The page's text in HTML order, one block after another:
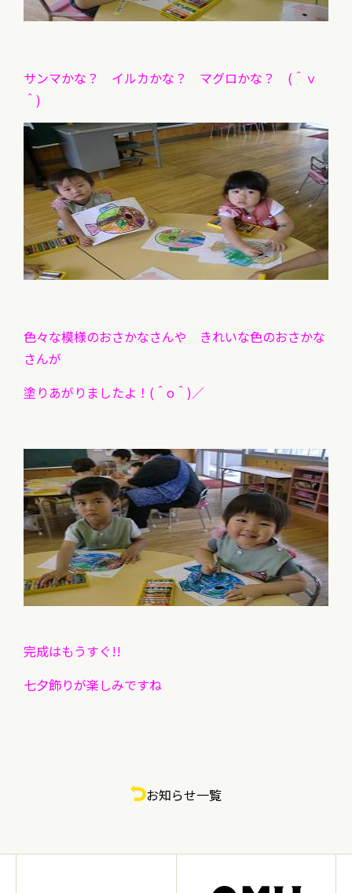
サンマかな？ イルカかな？ マグロかな？ (＾ｖ
＾)
色々な模様のおさかなさんや きれいな色のおさかな
さんが
塗りあがりましたよ！(＾o＾)／
完成はもうすぐ!!
七夕飾りが楽しみですね
お知らせ一覧